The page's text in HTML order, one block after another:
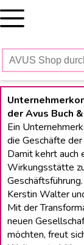
Skip
to
der Avus Buch
Ein
die Geschäfte
Damit kehrt auch
Wirkungsstätte
Kerstin Walter
Mit der
neuen
möchten, freut